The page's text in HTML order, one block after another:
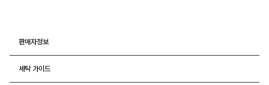
판매자정보
세탁 가이드